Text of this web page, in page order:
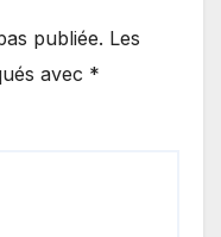
publiée. Les
avec *